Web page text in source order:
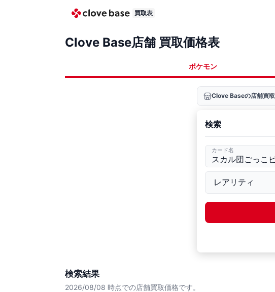
買取表
Clove Base店舗 買取価格表
ポケモン
Clove Baseの店舗買取
検索
カード名
検索結果
2026/08/08 時点での店舗買取価格です。